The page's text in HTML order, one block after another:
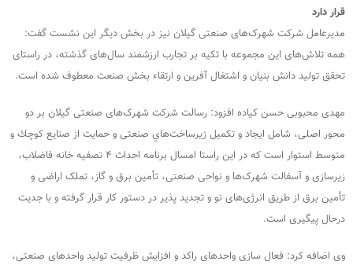
قرار دارد
مدیرعامل شرکت شهرک‌های صنعتی گیلان نيز در بخش ديگر اين نشست گفت:
همه تلاش‌های اين مجموعه با تکیه بر تجارب ارزشمند سال‌های گذشته، در راستای
تحقق تولید دانش بنیان و اشتغال آفرین و ارتقاء بخش صنعت معطوف شده است.
مهدی محبوبی حسن کیاده افزود: رسالت شرکت شهرک‌های صنعتی گیلان بر دو
محور اصلی، شامل ایجاد و تکمیل زیرساخت‌هاي صنعتی و حمايت از صنايع كوچك و
متوسط استوار است که در این راستا امسال برنامه احداث ۴ تصفیه خانه فاضلاب،
زیرسازی و آسفالت شهرک‌ها و نواحی صنعتی، تأمین برق و گاز، تملک اراضی و
تأمین برق از طریق انرژی‌های نو و تجدید پذیر در دستور کار قرار گرفته و با جدیت
درحال پیگیری است.
وی اضافه کرد: فعال سازی واحدهای راکد و افزایش ظرفیت تولید واحدهای صنعتی،